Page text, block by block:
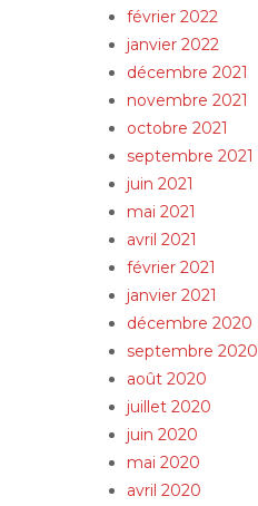
février 2022
janvier 2022
décembre 2021
novembre 2021
octobre 2021
septembre 2021
juin 2021
mai 2021
avril 2021
février 2021
janvier 2021
décembre 2020
septembre 2020
août 2020
juillet 2020
juin 2020
mai 2020
avril 2020